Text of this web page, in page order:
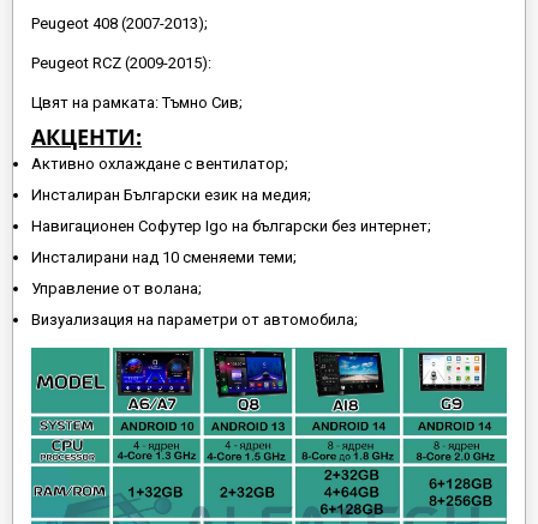
Peugeot 408 (2007-2013);
Peugeot RCZ (2009-2015):
Цвят на рамката: Тъмно Сив;
АКЦЕНТИ:
Активно охлаждане с вентилатор;
Инсталиран Български език на медия;
Навигационен Софутер Igo на български без интернет;
Инсталирани над 10 сменяеми теми;
Управление от волана;
Визуализация на параметри от автомобила;